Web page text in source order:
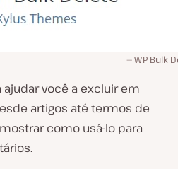
WP Bulk
ajudar você a excluir em
artigos até termos de
como usá-lo para